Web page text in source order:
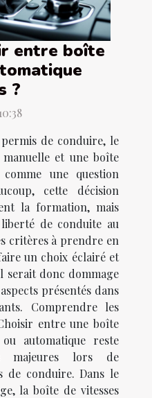
entre boîte
?
de conduire, le
et une boîte
comme une question
cette décision
la formation, mais
de conduite au
critères à prendre en
un choix éclairé et
serait donc dommage
présentés dans
Comprendre les
entre une boîte
automatique reste
majeures lors de
de conduire. Dans le
la boîte de vitesses